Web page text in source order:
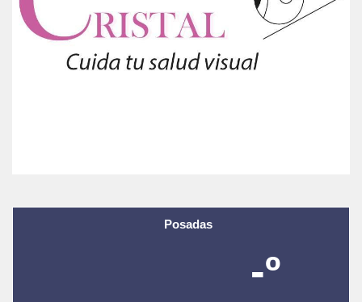
Posadas
-º